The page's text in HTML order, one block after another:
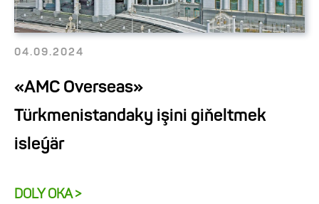
04.09.2024
«AMC Overseas»
Türkmenistandaky işini giňeltmek
isleýär
DOLY OKA >